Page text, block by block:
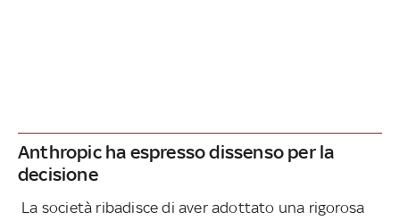
Anthropic ha espresso dissenso per la
decisione
La società ribadisce di aver adottato una rigorosa